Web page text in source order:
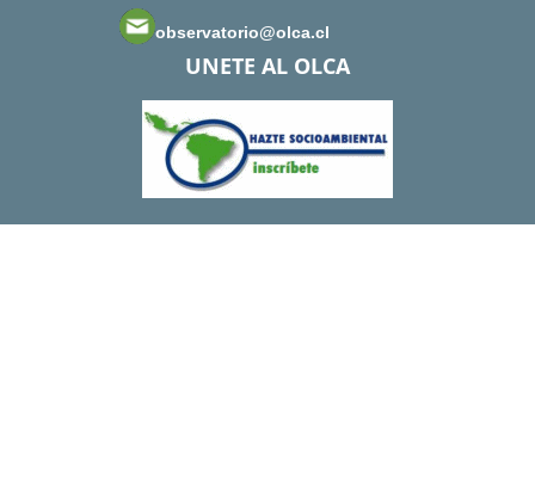
observatorio@olca.cl
UNETE AL OLCA